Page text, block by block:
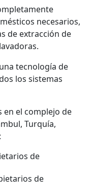
necesarios,
de extracción de
tecnología de
los sistemas
el complejo de
Turquía,
de
de